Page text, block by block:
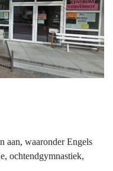
aan, waaronder Engels
ochtendgymnastiek,